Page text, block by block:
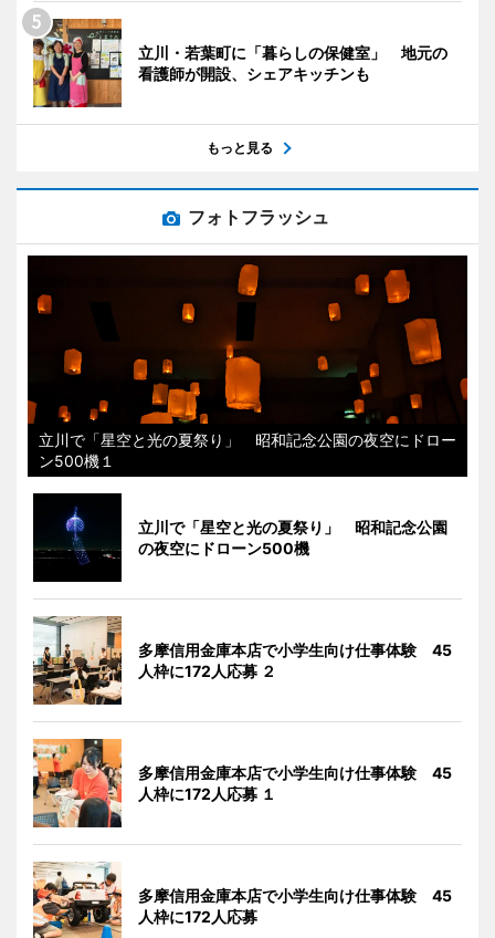
立川・若葉町に「暮らしの保健室」 地元の
看護師が開設、シェアキッチンも
もっと見る
フォトフラッシュ
立川で「星空と光の夏祭り」 昭和記念公園の夜空にドロー
ン500機１
立川で「星空と光の夏祭り」 昭和記念公園
の夜空にドローン500機
多摩信用金庫本店で小学生向け仕事体験 45
人枠に172人応募 ２
多摩信用金庫本店で小学生向け仕事体験 45
人枠に172人応募 １
多摩信用金庫本店で小学生向け仕事体験 45
人枠に172人応募